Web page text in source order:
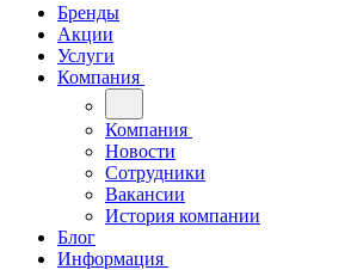
Бренды
Акции
Услуги
Компания
Компания
Новости
Сотрудники
Вакансии
История компании
Блог
Информация